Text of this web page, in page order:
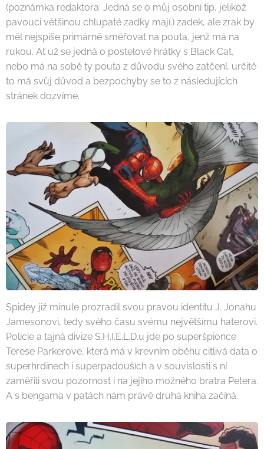
(poznámka redaktora: Jedná se o můj osobní tip, jelikož
pavouci většinou chlupaté zadky mají.) zadek, ale zrak by
měl nejspíše primárně směřovat na pouta, jenž má na
rukou. Ať už se jedná o postelové hrátky s Black Cat,
nebo má na sobě ty pouta z důvodu svého zatčení, určitě
to má svůj důvod a bezpochyby se to z následujících
stránek dozvíme.
Spidey již minule prozradil svou pravou identitu J. Jonahu
Jamesonovi, tedy svého času svému největšímu haterovi.
Policie a tajná divize S.H.I.E.L.D.u jde po superšpionce
Terese Parkerove, která má v krevním oběhu citlivá data o
superhrdinech i superpadouších a v souvislosti s ní
zaměřili svou pozornost i na jejího možného bratra Petera.
A s bengama v patách nám právě druhá kniha začíná.